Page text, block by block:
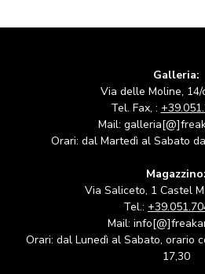
Galleria:
Via delle Moline, 14/
Tel. Fax, :
Mail:
Orari: dal Martedì al Sabato
Magazzino:
Via Saliceto, 1 Castel
Tel.:
Mail:
Orari: dal Lunedì al Sabato, orario
17,30